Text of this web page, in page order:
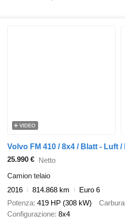
VIDEO
Volvo FM 410 / 8x4 / Blatt - Luft /
25.990 € Netto
Camion telaio
2016
814.868 km
Euro 6
Potenza 419 HP (308 kW)
Configurazione 8x4